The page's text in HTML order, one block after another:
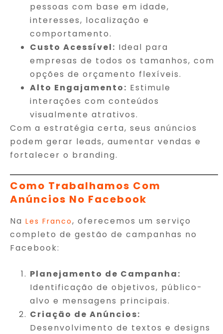
pessoas com base em idade,
interesses, localização e
comportamento.
Custo Acessível: Ideal para
empresas de todos os tamanhos, com
opções de orçamento flexíveis.
Alto Engajamento: Estimule
interações com conteúdos
visualmente atrativos.
Com a estratégia certa, seus anúncios
podem gerar leads, aumentar vendas e
fortalecer o branding.
Como Trabalhamos Com
Anúncios No Facebook
Na Les Franco, oferecemos um serviço
completo de gestão de campanhas no
Facebook:
Planejamento de Campanha:
Identificação de objetivos, público-
alvo e mensagens principais.
Criação de Anúncios:
Desenvolvimento de textos e designs